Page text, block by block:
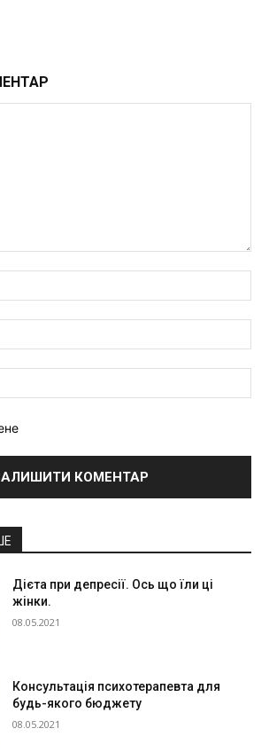
Дієта при депресії. Ось що їли ці
жінки.
08.05.2021
Консультація психотерапевта для
будь-якого бюджету
08.05.2021